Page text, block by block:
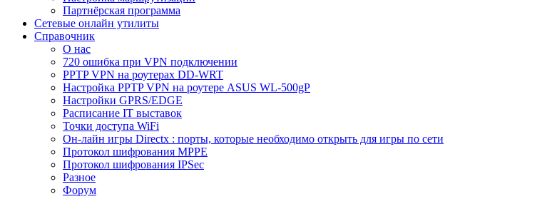
Партнёрская программа
Сетевые онлайн утилиты
Справочник
О нас
720 ошибка при VPN подключении
PPTP VPN на роутерах DD-WRT
Настройка PPTP VPN на роутере ASUS WL-500gP
Настройки GPRS/EDGE
Расписание IT выставок
Точки доступа WiFi
Он-лайн игры Directx : порты, которые необходимо открыть для игры по сети
Протокол шифрования MPPE
Протокол шифрования IPSec
Разное
Форум